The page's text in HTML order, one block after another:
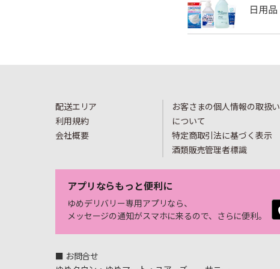
配送エリア
利用規約
会社概要
お客さまの個人情報の取扱い
について
特定商取引法に基づく表示
酒類販売管理者標識
アプリならもっと便利に
ゆめデリバリー専用アプリなら、
メッセージの通知がスマホに来るので、さらに便利。
■ お問合せ